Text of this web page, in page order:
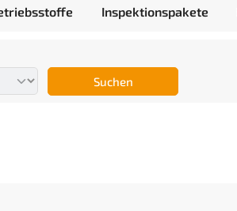
Inspektionspakete
Suchen